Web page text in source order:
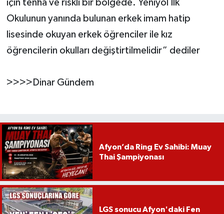
için tenha ve riskli bir bölgede. Yeniyol İlk
Okulunun yanında bulunan erkek imam hatip
lisesinde okuyan erkek öğrenciler ile kız
öğrencilerin okulları değiştirtilmelidir” dediler
>>>>Dinar Gündem
Afyon’da Ring Ev Sahibi: Muay
Thai Şampiyonası
LGS sonucu Afyon'daki Fen